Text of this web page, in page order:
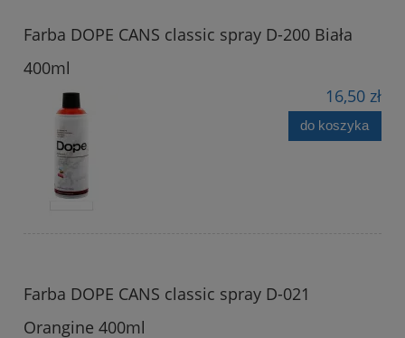
Farba DOPE CANS classic spray D-200 Biała
400ml
16,50 zł
do koszyka
Farba DOPE CANS classic spray D-021
Orangine 400ml